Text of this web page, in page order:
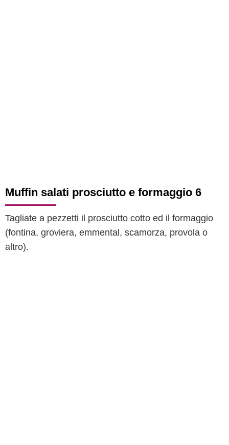
Muffin salati prosciutto e formaggio 6
Tagliate a pezzetti il prosciutto cotto ed il formaggio
(fontina, groviera, emmental, scamorza, provola o
altro).